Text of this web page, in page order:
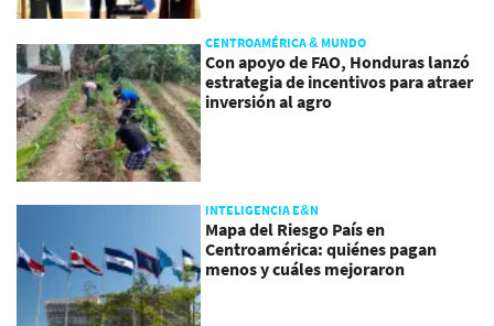
CENTROAMÉRICA & MUNDO
Con apoyo de FAO, Honduras lanzó
estrategia de incentivos para atraer
inversión al agro
INTELIGENCIA E&N
Mapa del Riesgo País en
Centroamérica: quiénes pagan
menos y cuáles mejoraron